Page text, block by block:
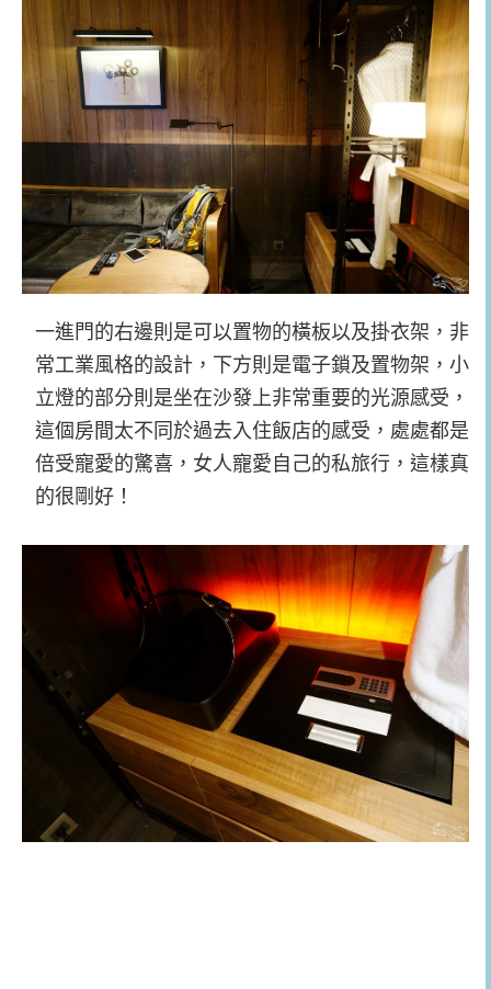
一進門的右邊則是可以置物的橫板以及掛衣架，非
常工業風格的設計，下方則是電子鎖及置物架，小
立燈的部分則是坐在沙發上非常重要的光源感受，
這個房間太不同於過去入住飯店的感受，處處都是
倍受寵愛的驚喜，女人寵愛自己的私旅行，這樣真
的很剛好！